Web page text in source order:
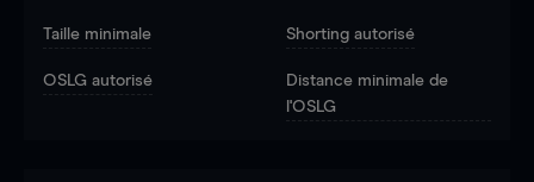
Taille minimale Shorting autorisé
OSLG autorisé
Distance minimale de
l'OSLG